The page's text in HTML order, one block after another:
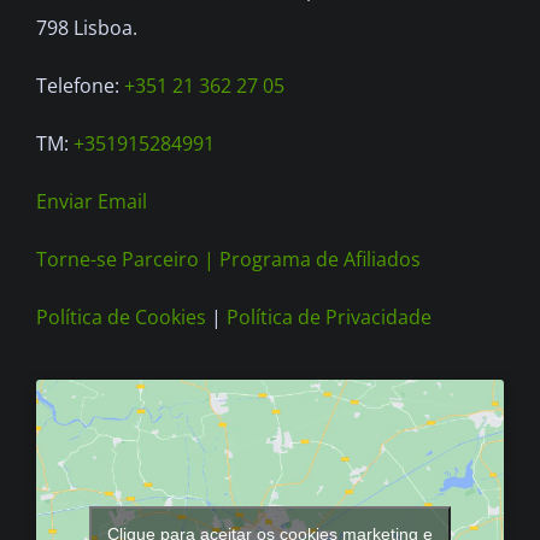
product
798 Lisboa.
Telefone: +351 21 362 27 05
TM: +351915284991
Enviar Email
Torne-se Parceiro | Programa de Afiliados
Política de Cookies | Política de Privacidade
Clique para aceitar os cookies marketing e